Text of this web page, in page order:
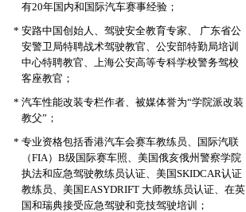
有20年国内和国际汽车赛事经验；
* 安路中国创始人、驾驶安全教育专家、 广东省公
安警卫局特聘战术驾驶教官、公安部特勤局培训
中心特聘教官、上海公安高等专科学校警务驾校
客座教官；
* 汽车性能改装专栏作者、被媒体誉为“学院派改装
教父”；
* 专业资格包括香港汽车会赛车教练员、国际汽联
（FIA）B级国际赛车照、美国俄亥俄州警察学院
执法和应急驾驶教练员认证、美国SKIDCAR认证
教练员、美国EASYDRIFT 大师教练员认证、在英
国和瑞典接受应急驾驶和竞技驾驶培训；